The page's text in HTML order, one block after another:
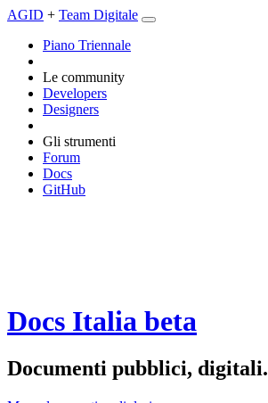
AGID + Team Digitale
Piano Triennale
Le community
Developers
Designers
Gli strumenti
Forum
Docs
GitHub
Docs Italia beta
Documenti pubblici, digitali.